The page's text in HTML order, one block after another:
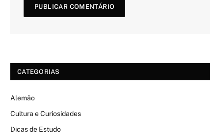
CATEGORIAS
Alemão
Cultura e Curiosidades
Dicas de Estudo